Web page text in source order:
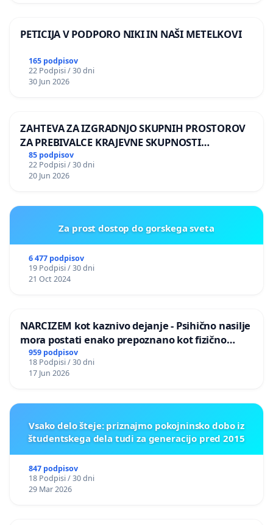
PETICIJA V PODPORO NIKI IN NAŠI METELKOVI
165 podpisov
22 Podpisi / 30 dni
30 Jun 2026
ZAHTEVA ZA IZGRADNJO SKUPNIH PROSTOROV
ZA PREBIVALCE KRAJEVNE SKUPNOSTI
PRESTRANEK
85 podpisov
22 Podpisi / 30 dni
20 Jun 2026
Za prost dostop do gorskega sveta
6 477 podpisov
19 Podpisi / 30 dni
21 Oct 2024
NARCIZEM kot kaznivo dejanje - Psihično nasilje
mora postati enako prepoznano kot fizično
nasilje
959 podpisov
18 Podpisi / 30 dni
17 Jun 2026
Vsako delo šteje: priznajmo pokojninsko dobo iz
študentskega dela tudi za generacijo pred 2015
847 podpisov
18 Podpisi / 30 dni
29 Mar 2026